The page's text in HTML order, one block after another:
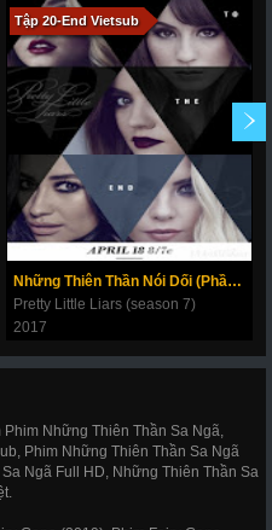
Tập 20-End Vietsub
Những Thiên Thần Nói Dối (Phần 7)
Pretty Little Liars (season 7)
2017
Những Thiên Thần Sa Ngã,
Phim Những Thiên Thần Sa Ngã
Ngã Full HD, Những Thiên Thần Sa